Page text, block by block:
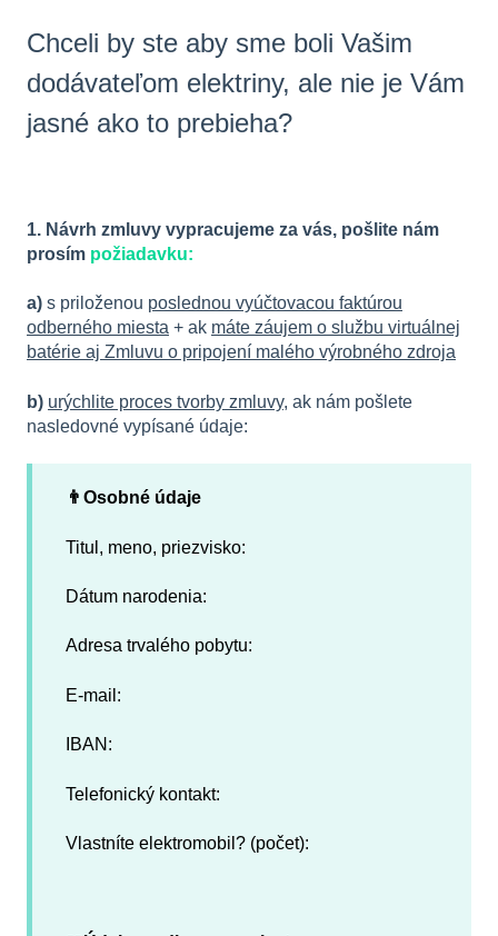
Chceli by ste aby sme boli Vašim
dodávateľom elektriny, ale nie je Vám
jasné ako to prebieha?
1. Návrh zmluvy vypracujeme za vás, pošlite nám
prosím požiadavku:
a) s priloženou poslednou vyúčtovacou faktúrou
odberného miesta + ak máte záujem o službu virtuálnej
batérie aj Zmluvu o pripojení malého výrobného zdroja
b) urýchlite proces tvorby zmluvy, ak nám pošlete
nasledovné vypísané údaje:
👨Osobné údaje
Titul, meno, priezvisko:
Dátum narodenia:
Adresa trvalého pobytu:
E-mail:
IBAN:
Telefonický kontakt:
Vlastníte elektromobil? (počet):